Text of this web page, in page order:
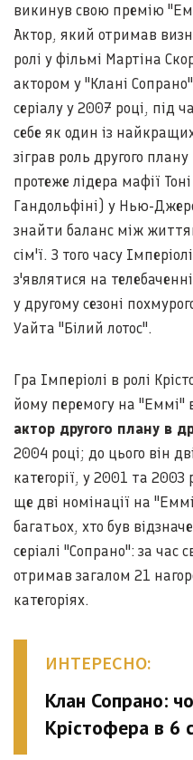
викинув свою премію
Актор, який отримав
ролі у фільмі Мартіна
актором у "Клані
серіалу у 2007 році, під
себе як один із найкращих
зіграв роль другого
протеже лідера мафії
Гандольфіні) у Нью-
знайти баланс між
сім'ї. З того часу
з'являтися на
у другому сезоні
Уайта "Білий лотос".
Гра Імперіолі в ролі
йому перемогу на "Еммі"
актор другого плану в
2004 році; до цього він
категорії, у 2001 та 2003
ще дві номінації на
багатьох, хто був
серіалі "Сопрано": за час
отримав загалом 21
категоріях.
ИНТЕРЕСНО:
Клан Сопрано:
Крістофера в 6